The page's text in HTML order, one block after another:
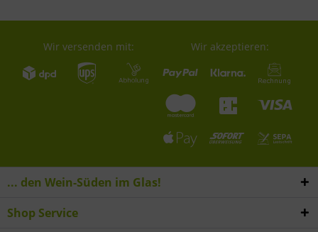
Wir versenden mit: Wir akzeptieren:
... den Wein-Süden im Glas!
Shop Service